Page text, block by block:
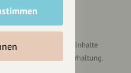
veröffentlichten Inhalte
Information und Unterhaltung.
Empfehlungen,